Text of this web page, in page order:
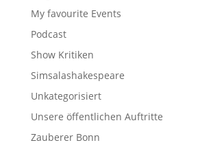
My favourite Events
Podcast
Show Kritiken
Simsalashakespeare
Unkategorisiert
Unsere öffentlichen Auftritte
Zauberer Bonn